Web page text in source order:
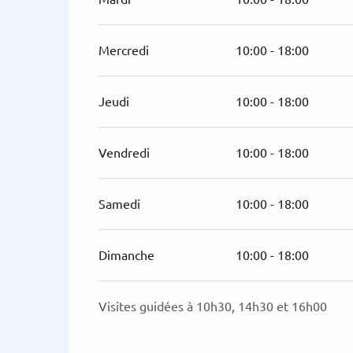
Du1 septembre 2026au27 septembre
Du17 octobre 2026au1 novembre 2026
Mercredi 10:00 - 18:00
Jeudi 10:00 - 18:00
Vendredi 10:00 - 18:00
Samedi 10:00 - 18:00
Dimanche 10:00 - 18:00
Visites guidées à 10h30, 14h30 et 16h00